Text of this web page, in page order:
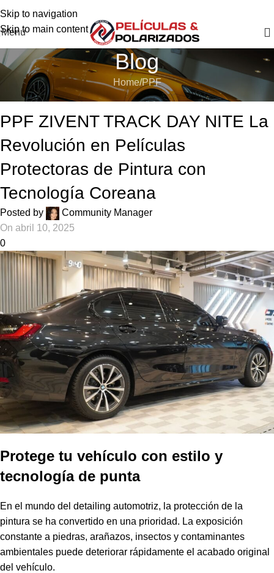
Skip to navigation
Skip to main content
Menu
Blog
Home PPF
PPF ZIVENT TRACK DAY NITE La
Revolución en Películas
Protectoras de Pintura con
Tecnología Coreana
Posted by
Community Manager
On abril 10, 2025
0
Protege tu vehículo con estilo y
tecnología de punta
En el mundo del detailing automotriz, la protección de la
pintura se ha convertido en una prioridad. La exposición
constante a piedras, arañazos, insectos y contaminantes
ambientales puede deteriorar rápidamente el acabado original
del vehículo.